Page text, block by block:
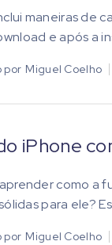
maneiras de
e após a
por Miguel Coelho
iPhone
como a
para ele?
por Miguel Coelho